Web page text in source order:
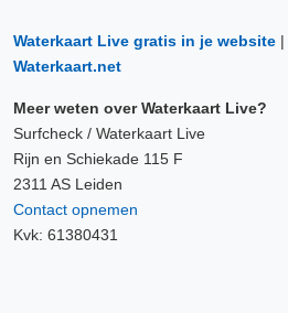
Waterkaart Live gratis in je website |
Waterkaart.net
Meer weten over Waterkaart Live?
Surfcheck / Waterkaart Live
Rijn en Schiekade 115 F
2311 AS Leiden
Contact opnemen
Kvk: 61380431